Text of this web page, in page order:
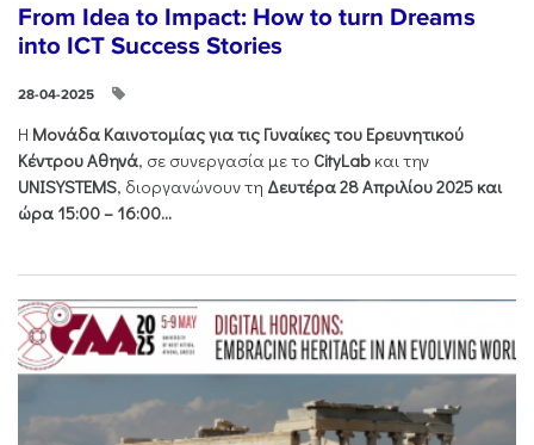
From Idea to Impact: How to turn Dreams
into ICT Success Stories
28-04-2025
Η Μονάδα Καινοτομίας για τις Γυναίκες του Ερευνητικού
Κέντρου Αθηνά, σε συνεργασία με το CityLab και την
UNISYSTEMS, διοργανώνουν τη Δευτέρα 28 Απριλίου 2025 και
ώρα 15:00 – 16:00...